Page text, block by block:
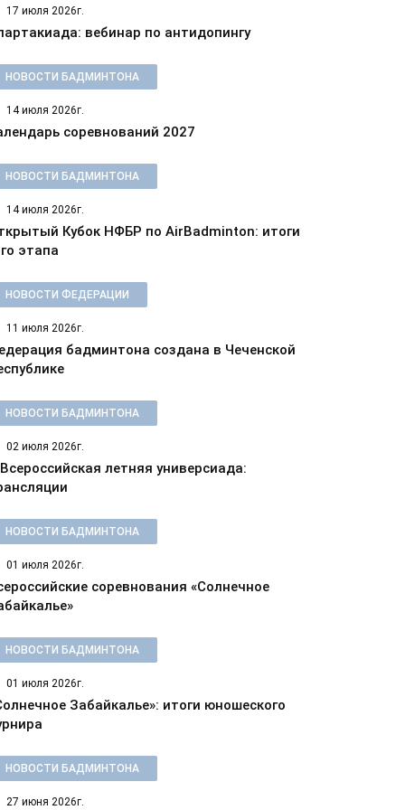
17 июля 2026г.
вебинар по антидопингу
НОВОСТИ БАДМИНТОНА
14 июля 2026г.
соревнований 2027
НОВОСТИ БАДМИНТОНА
14 июля 2026г.
Кубок НФБР по AirBadminton: итоги
этапа
НОВОСТИ ФЕДЕРАЦИИ
11 июля 2026г.
бадминтона создана в Чеченской
НОВОСТИ БАДМИНТОНА
02 июля 2026г.
летняя универсиада:
НОВОСТИ БАДМИНТОНА
01 июля 2026г.
соревнования «Солнечное
НОВОСТИ БАДМИНТОНА
01 июля 2026г.
Забайкалье»: итоги юношеского
НОВОСТИ БАДМИНТОНА
27 июня 2026г.